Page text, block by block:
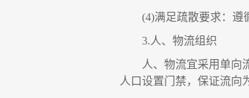
(4)满足疏散要求 ： 遵
3.人、 物流组织
人、 物流宜采用单向
人口设置门禁，保证流向